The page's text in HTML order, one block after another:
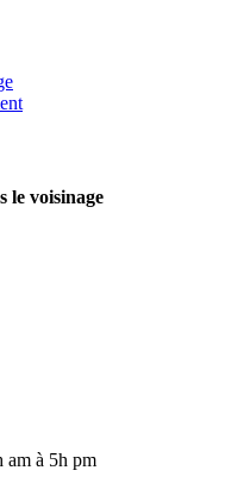
le voisinage
am à 5h pm